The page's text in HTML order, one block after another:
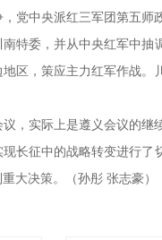
党中央派红三军团第五师
特委，并从中央红军中抽
区，策应主力红军作战。
，实际上是遵义会议的继
长征中的战略转变进行了
大决策。（孙彤 张志豪 ）